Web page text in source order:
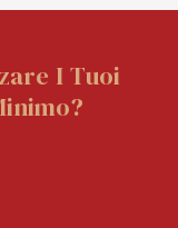
I Tuoi